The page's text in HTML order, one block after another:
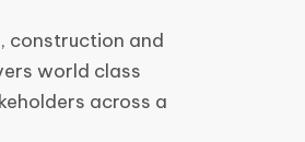
construction and
world class
across a